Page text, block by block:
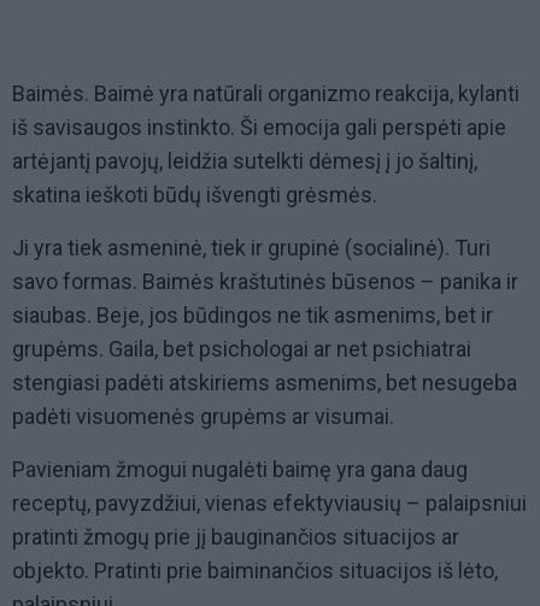
Baimės. Baimė yra natūrali organizmo reakcija, kylanti
iš savisaugos instinkto. Ši emocija gali perspėti apie
artėjantį pavojų, leidžia sutelkti dėmesį į jo šaltinį,
skatina ieškoti būdų išvengti grėsmės.
Ji yra tiek asmeninė, tiek ir grupinė (socialinė). Turi
savo formas. Baimės kraštutinės būsenos – panika ir
siaubas. Beje, jos būdingos ne tik asmenims, bet ir
grupėms. Gaila, bet psichologai ar net psichiatrai
stengiasi padėti atskiriems asmenims, bet nesugeba
padėti visuomenės grupėms ar visumai.
Pavieniam žmogui nugalėti baimę yra gana daug
receptų, pavyzdžiui, vienas efektyviausių – palaipsniui
pratinti žmogų prie jį bauginančios situacijos ar
objekto. Pratinti prie baiminančios situacijos iš lėto,